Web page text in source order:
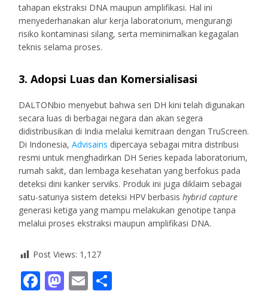
tahapan ekstraksi DNA maupun amplifikasi. Hal ini
menyederhanakan alur kerja laboratorium, mengurangi
risiko kontaminasi silang, serta meminimalkan kegagalan
teknis selama proses.
3. Adopsi Luas dan Komersialisasi
DALTONbio menyebut bahwa seri DH kini telah digunakan
secara luas di berbagai negara dan akan segera
didistribusikan di India melalui kemitraan dengan TruScreen.
Di Indonesia,Advisains dipercaya sebagai mitra distribusi
resmi untuk menghadirkan DH Series kepada laboratorium,
rumah sakit, dan lembaga kesehatan yang berfokus pada
deteksi dini kanker serviks. Produk ini juga diklaim sebagai
satu-satunya sistem deteksi HPV berbasishybrid capture
generasi ketiga yang mampu melakukan genotipe tanpa
melalui proses ekstraksi maupun amplifikasi DNA.
Post Views: 1,127
Facebook
Mastodon
Email